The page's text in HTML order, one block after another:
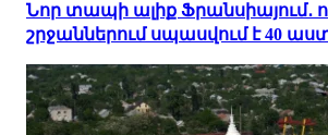
Նոր տապի ալիք Ֆրանսիայում․
շրջաններում սպասվում է 40